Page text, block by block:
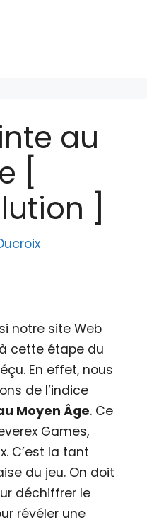
au
[
]
notre site Web
cette étape du
En effet, nous
de l’indice
Moyen Âge. Ce
Games,
C’est la tant
du jeu. On doit
déchiffrer le
révéler une